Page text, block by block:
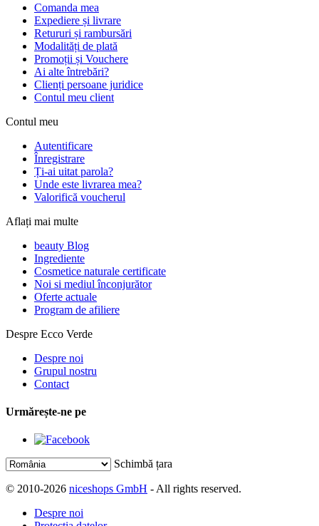
Comanda mea
Expediere și livrare
Retururi și rambursări
Modalități de plată
Promoții și Vouchere
Ai alte întrebări?
Clienți persoane juridice
Contul meu client
Contul meu
Autentificare
Înregistrare
Ți-ai uitat parola?
Unde este livrarea mea?
Valorifică voucherul
Aflați mai multe
beauty Blog
Ingrediente
Cosmetice naturale certificate
Noi si mediul înconjurător
Oferte actuale
Program de afiliere
Despre Ecco Verde
Despre noi
Grupul nostru
Contact
Urmărește-ne pe
Schimbă țara
© 2010-2026 niceshops GmbH - All rights reserved.
Despre noi